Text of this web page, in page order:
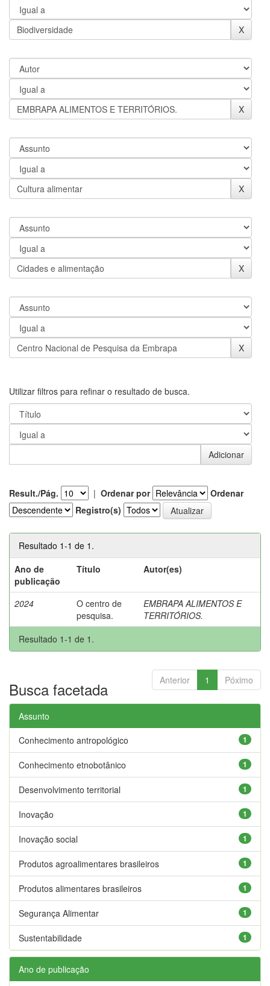
Utilizar filtros para refinar o resultado de busca.
Result./Pág. | Ordenar por
Ordenar
Registro(s)
Resultado 1-1 de 1.
Ano de
publicação
Título Autor(es)
2024
O centro de
pesquisa.
EMBRAPA ALIMENTOS E
TERRITÓRIOS.
Resultado 1-1 de 1.
Anterior 1 Póximo
Busca facetada
Assunto
1
Conhecimento antropológico
1
Conhecimento etnobotânico
1
Desenvolvimento territorial
1
Inovação
1
Inovação social
1
Produtos agroalimentares brasileiros
1
Produtos alimentares brasileiros
1
Segurança Alimentar
1
Sustentabilidade
Ano de publicação